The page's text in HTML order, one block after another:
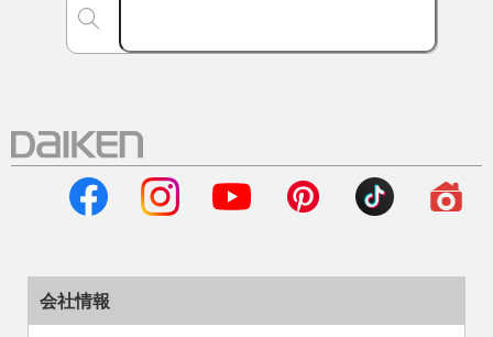
会社情報